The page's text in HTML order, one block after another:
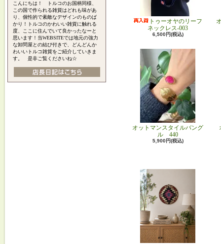
こんにちは！ トルコのお国柄同様、
この国で作られる雑貨はどれも味があ
り、個性的で素敵なデザインのものば
かり！トルコのかわいい雑貨に触れる
度、ここに住んでいて良かったなーと
思います！当WEBSITEでは地元の強力
な卸問屋との結び付きで、どんどんか
わいいトルコ雑貨をご紹介していきま
す。 是非ご覧くださいね☆
トゥーオヤのリーフ
ネックレス-003
6,500円(税込)
オットマンスタイルバング
ル 440
5,900円(税込)